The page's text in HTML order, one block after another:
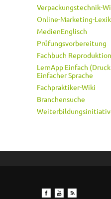
Verpackungstechnik-
Online-Marketing-
MedienEnglisch
Prüfungsvorbereitung
Fachbuch
LernApp Einfach
Einfacher Sprache
Fachpraktiker-Wiki
Branchensuche